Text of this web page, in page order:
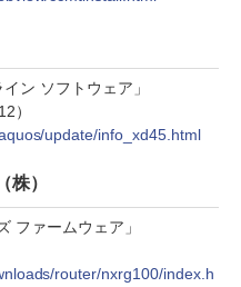
ン ソフトウェア」
）
update/info_xd45.html
株）
ファームウェア」
router/nxrg100/index.h